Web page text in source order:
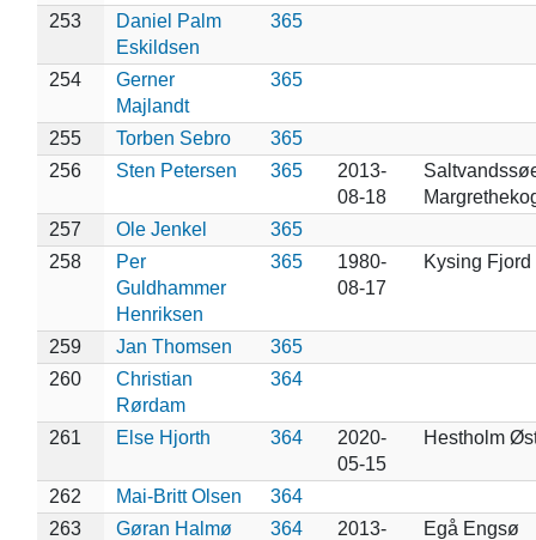
253
Daniel Palm
Eskildsen
365
254
Gerner
Majlandt
365
255 Torben Sebro
365
256
Sten Petersen 365
2013-
08-18
257
Ole Jenkel
365
258
Per
Guldhammer
Henriksen
365
1980-
08-17
Kysing Fjord
259 Jan Thomsen
365
260
Christian
Rørdam
364
261 Else Hjorth 364
2020-
05-15
Hestholm
262 Mai-Britt Olsen
364
263
Gøran Halmø
364
2013-
Egå Engsø